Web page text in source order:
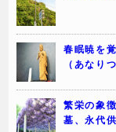
春眠暁を
（あなり
繁栄の象
墓、永代供